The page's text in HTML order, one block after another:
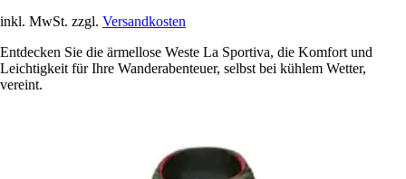
inkl. MwSt. zzgl. Versandkosten
Entdecken Sie die ärmellose Weste La Sportiva, die Komfort und
Leichtigkeit für Ihre Wanderabenteuer, selbst bei kühlem Wetter,
vereint.